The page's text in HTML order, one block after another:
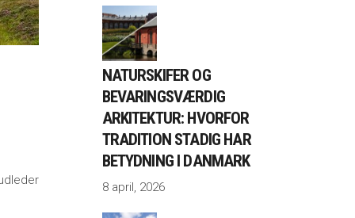
NATURSKIFER OG
BEVARINGSVÆRDIG
ARKITEKTUR: HVORFOR
TRADITION STADIG HAR
BETYDNING I DANMARK
8 april, 2026